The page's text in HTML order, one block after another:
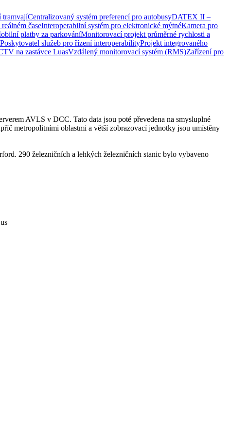
tramvajíCentralizovaný systém preferencí pro autobusyDATEX II –
časeInteroperabilní systém pro elektronické mýtnéKamera pro
platby za parkováníMonitorovací projekt průměrné rychlosti a
Poskytovatel služeb pro řízení interoperabilityProjekt integrovaného
na zastávce LuasVzdálený monitorovací systém (RMS)Zařízení pro
AVLS v DCC. Tato data jsou poté převedena na smysluplné
metropolitními oblastmi a větší zobrazovací jednotky jsou umístěny
290 železničních a lehkých železničních stanic bylo vybaveno